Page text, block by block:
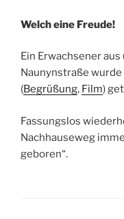
Welch eine Freude!
Ein Erwachsener
Naunynstraße
(Begrüßung, Film)
Fassungslos
Nachhauseweg
geboren“.